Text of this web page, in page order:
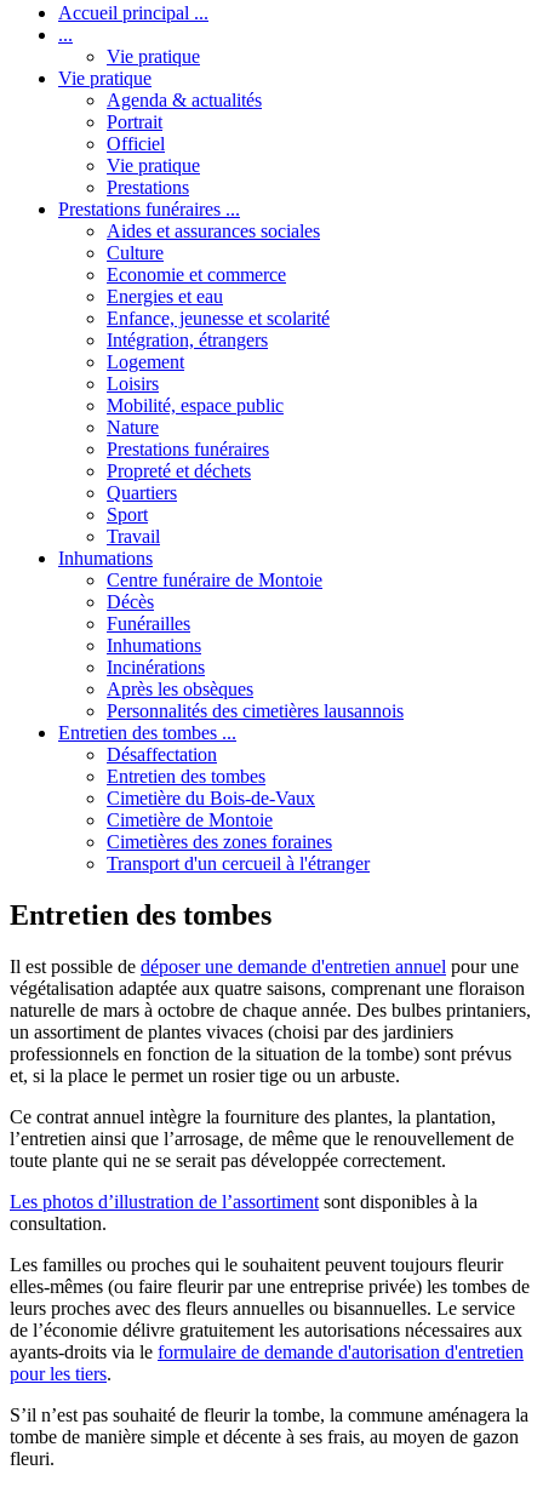
Accueil principal ...
...
Vie pratique
Vie pratique
Agenda & actualités
Portrait
Officiel
Vie pratique
Prestations
Prestations funéraires ...
Aides et assurances sociales
Culture
Economie et commerce
Energies et eau
Enfance, jeunesse et scolarité
Intégration, étrangers
Logement
Loisirs
Mobilité, espace public
Nature
Prestations funéraires
Propreté et déchets
Quartiers
Sport
Travail
Inhumations
Centre funéraire de Montoie
Décès
Funérailles
Inhumations
Incinérations
Après les obsèques
Personnalités des cimetières lausannois
Entretien des tombes ...
Désaffectation
Entretien des tombes
Cimetière du Bois-de-Vaux
Cimetière de Montoie
Cimetières des zones foraines
Transport d'un cercueil à l'étranger
Entretien des tombes
Il est possible de déposer une demande d'entretien annuel pour une
végétalisation adaptée aux quatre saisons, comprenant une floraison
naturelle de mars à octobre de chaque année. Des bulbes printaniers,
un assortiment de plantes vivaces (choisi par des jardiniers
professionnels en fonction de la situation de la tombe) sont prévus
et, si la place le permet un rosier tige ou un arbuste.
Ce contrat annuel intègre la fourniture des plantes, la plantation,
l’entretien ainsi que l’arrosage, de même que le renouvellement de
toute plante qui ne se serait pas développée correctement.
Les photos d’illustration de l’assortiment sont disponibles à la
consultation.
Les familles ou proches qui le souhaitent peuvent toujours fleurir
elles-mêmes (ou faire fleurir par une entreprise privée) les tombes de
leurs proches avec des fleurs annuelles ou bisannuelles. Le service
de l’économie délivre gratuitement les autorisations nécessaires aux
ayants-droits via le formulaire de demande d'autorisation d'entretien
pour les tiers.
S’il n’est pas souhaité de fleurir la tombe, la commune aménagera la
tombe de manière simple et décente à ses frais, au moyen de gazon
fleuri.